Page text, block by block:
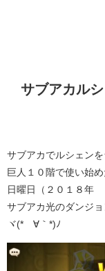
サブアカル
サブアカでルシェン
巨人１０階で使い始め
日曜日（２０１８年
サブアカ光のダンジ
ヾ(*´∀｀*)ﾉ